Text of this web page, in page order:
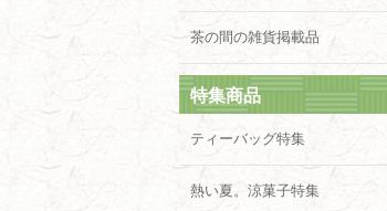
茶の間の雑貨掲載品
特集商品
ティーバッグ特集
熱い夏。涼菓子特集